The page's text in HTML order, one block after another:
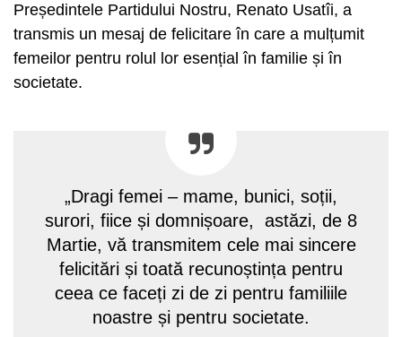
Președintele Partidului Nostru, Renato Usatîi, a
transmis un mesaj de felicitare în care a mulțumit
femeilor pentru rolul lor esențial în familie și în
societate.
„Dragi femei – mame, bunici, soții,
surori, fiice și domnișoare, astăzi, de 8
Martie, vă transmitem cele mai sincere
felicitări și toată recunoștința pentru
ceea ce faceți zi de zi pentru familiile
noastre și pentru societate.